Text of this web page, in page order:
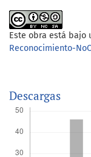
Este obra está bajo
Reconocimiento-
Descargas